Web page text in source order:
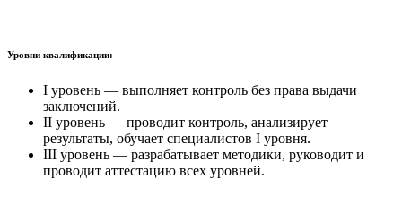
Уровни квалификации:
I уровень — выполняет контроль без права выдачи
заключений.
II уровень — проводит контроль, анализирует
результаты, обучает специалистов I уровня.
III уровень — разрабатывает методики, руководит и
проводит аттестацию всех уровней.